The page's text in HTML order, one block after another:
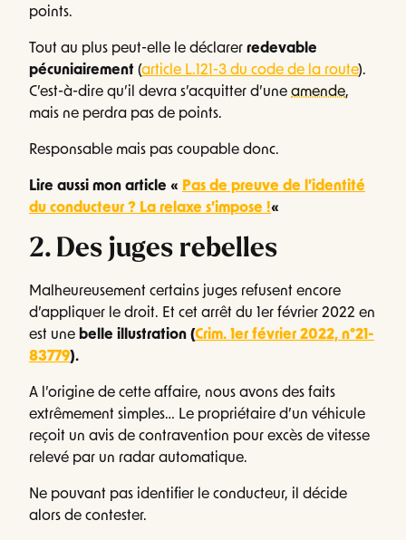
points.
Tout au plus peut-elle le déclarer redevable
pécuniairement (article L.121-3 du code de la route).
C’est-à-dire qu’il devra s’acquitter d’une amende,
mais ne perdra pas de points.
Responsable mais pas coupable donc.
Lire aussi mon article « Pas de preuve de l’identité
du conducteur ? La relaxe s’impose !«
2. Des juges rebelles
Malheureusement certains juges refusent encore
d’appliquer le droit. Et cet arrêt du 1er février 2022 en
est une belle illustration (Crim. 1er février 2022, n°21-
83779).
A l’origine de cette affaire, nous avons des faits
extrêmement simples… Le propriétaire d’un véhicule
reçoit un avis de contravention pour excès de vitesse
relevé par un radar automatique.
Ne pouvant pas identifier le conducteur, il décide
alors de contester.